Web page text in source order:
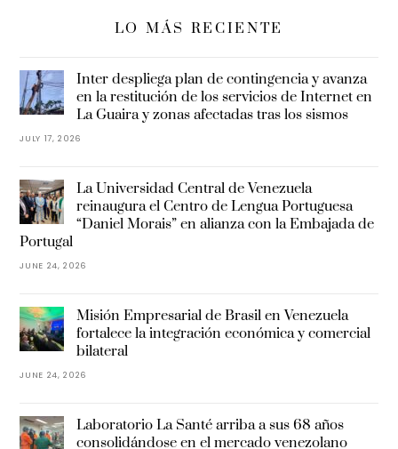
LO MÁS RECIENTE
Inter despliega plan de contingencia y avanza
en la restitución de los servicios de Internet en
La Guaira y zonas afectadas tras los sismos
JULY 17, 2026
La Universidad Central de Venezuela
reinaugura el Centro de Lengua Portuguesa
“Daniel Morais” en alianza con la Embajada de
Portugal
JUNE 24, 2026
Misión Empresarial de Brasil en Venezuela
fortalece la integración económica y comercial
bilateral
JUNE 24, 2026
Laboratorio La Santé arriba a sus 68 años
consolidándose en el mercado venezolano